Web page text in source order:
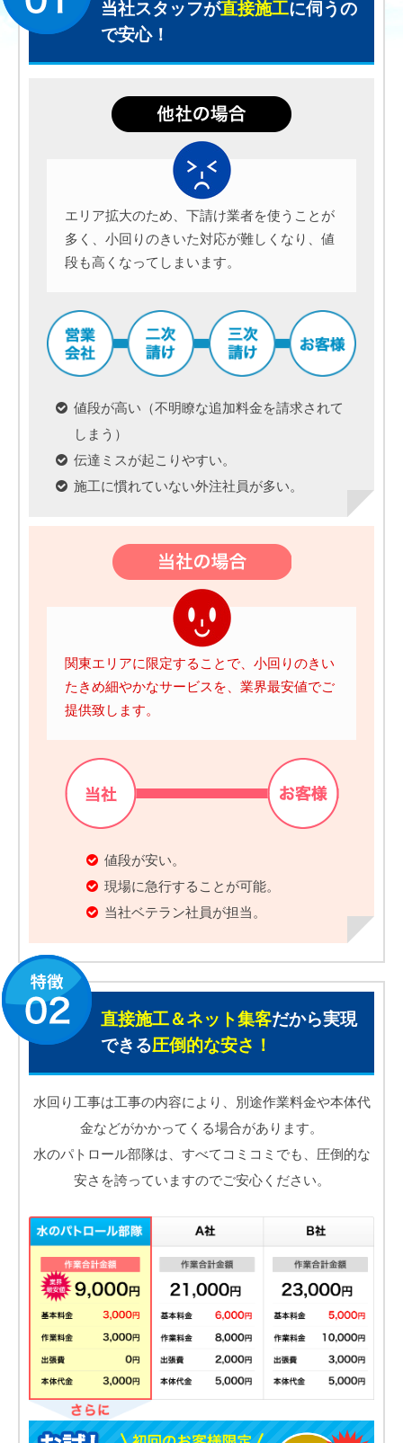
当社スタッフが直接施工に伺うの
で安心！
エリア拡大のため、下請け業者を使うことが
多く、小回りのきいた対応が難しくなり、値
段も高くなってしまいます。
値段が高い（不明瞭な追加料金を請求されて
しまう）
伝達ミスが起こりやすい。
施工に慣れていない外注社員が多い。
関東エリアに限定することで、小回りのきい
たきめ細やかなサービスを、業界最安値でご
提供致します。
値段が安い。
現場に急行することが可能。
当社ベテラン社員が担当。
直接施工＆ネット集客だから実現
できる圧倒的な安さ！
水回り工事は工事の内容により、別途作業料金や本体代
金などがかかってくる場合があります。
水のパトロール部隊は、すべてコミコミでも、圧倒的な
安さを誇っていますのでご安心ください。